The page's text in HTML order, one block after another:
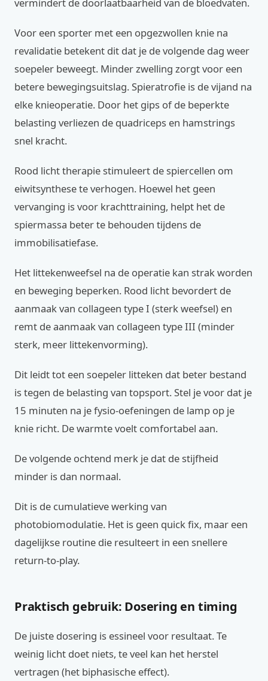
Voor een sporter met een opgezwollen knie na
revalidatie betekent dit dat je de volgende dag weer
soepeler beweegt. Minder zwelling zorgt voor een
betere bewegingsuitslag. Spieratrofie is de vijand na
elke knieoperatie. Door het gips of de beperkte
belasting verliezen de quadriceps en hamstrings
snel kracht.
Rood licht therapie stimuleert de spiercellen om
eiwitsynthese te verhogen. Hoewel het geen
vervanging is voor krachttraining, helpt het de
spiermassa beter te behouden tijdens de
immobilisatiefase.
Het littekenweefsel na de operatie kan strak worden
en beweging beperken. Rood licht bevordert de
aanmaak van collageen type I (sterk weefsel) en
remt de aanmaak van collageen type III (minder
sterk, meer littekenvorming).
Dit leidt tot een soepeler litteken dat beter bestand
is tegen de belasting van topsport. Stel je voor dat je
15 minuten na je fysio-oefeningen de lamp op je
knie richt. De warmte voelt comfortabel aan.
De volgende ochtend merk je dat de stijfheid
minder is dan normaal.
Dit is de cumulatieve werking van
photobiomodulatie. Het is geen quick fix, maar een
dagelijkse routine die resulteert in een snellere
return-to-play.
Praktisch gebruik: Dosering en timing
De juiste dosering is essineel voor resultaat. Te
weinig licht doet niets, te veel kan het herstel
vertragen (het biphasische effect).